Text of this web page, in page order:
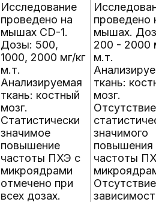
Исследование
проведено на
мышах CD-1.
Дозы: 500,
1000, 2000 мг/кг
м.т.
Анализируемая
ткань: костный
мозг.
Статистически
значимое
повышение
частоты ПХЭ с
микроядрами
отмечено при
всех дозах.
проведено на
мышах.
200 - 2000
м.т.
ткань:
мозг.
Отсутствие
значимого
повышения
частоты
Отсутствие
зависимости